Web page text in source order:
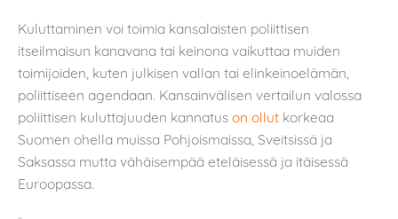
Kuluttaminen voi toimia kansalaisten poliittisen
itseilmaisun kanavana tai keinona vaikuttaa muiden
toimijoiden, kuten julkisen vallan tai elinkeinoelämän,
poliittiseen agendaan. Kansainvälisen vertailun valossa
poliittisen kuluttajuuden kannatus on ollut korkeaa
Suomen ohella muissa Pohjoismaissa, Sveitsissä ja
Saksassa mutta vähäisempää eteläisessä ja itäisessä
Euroopassa.